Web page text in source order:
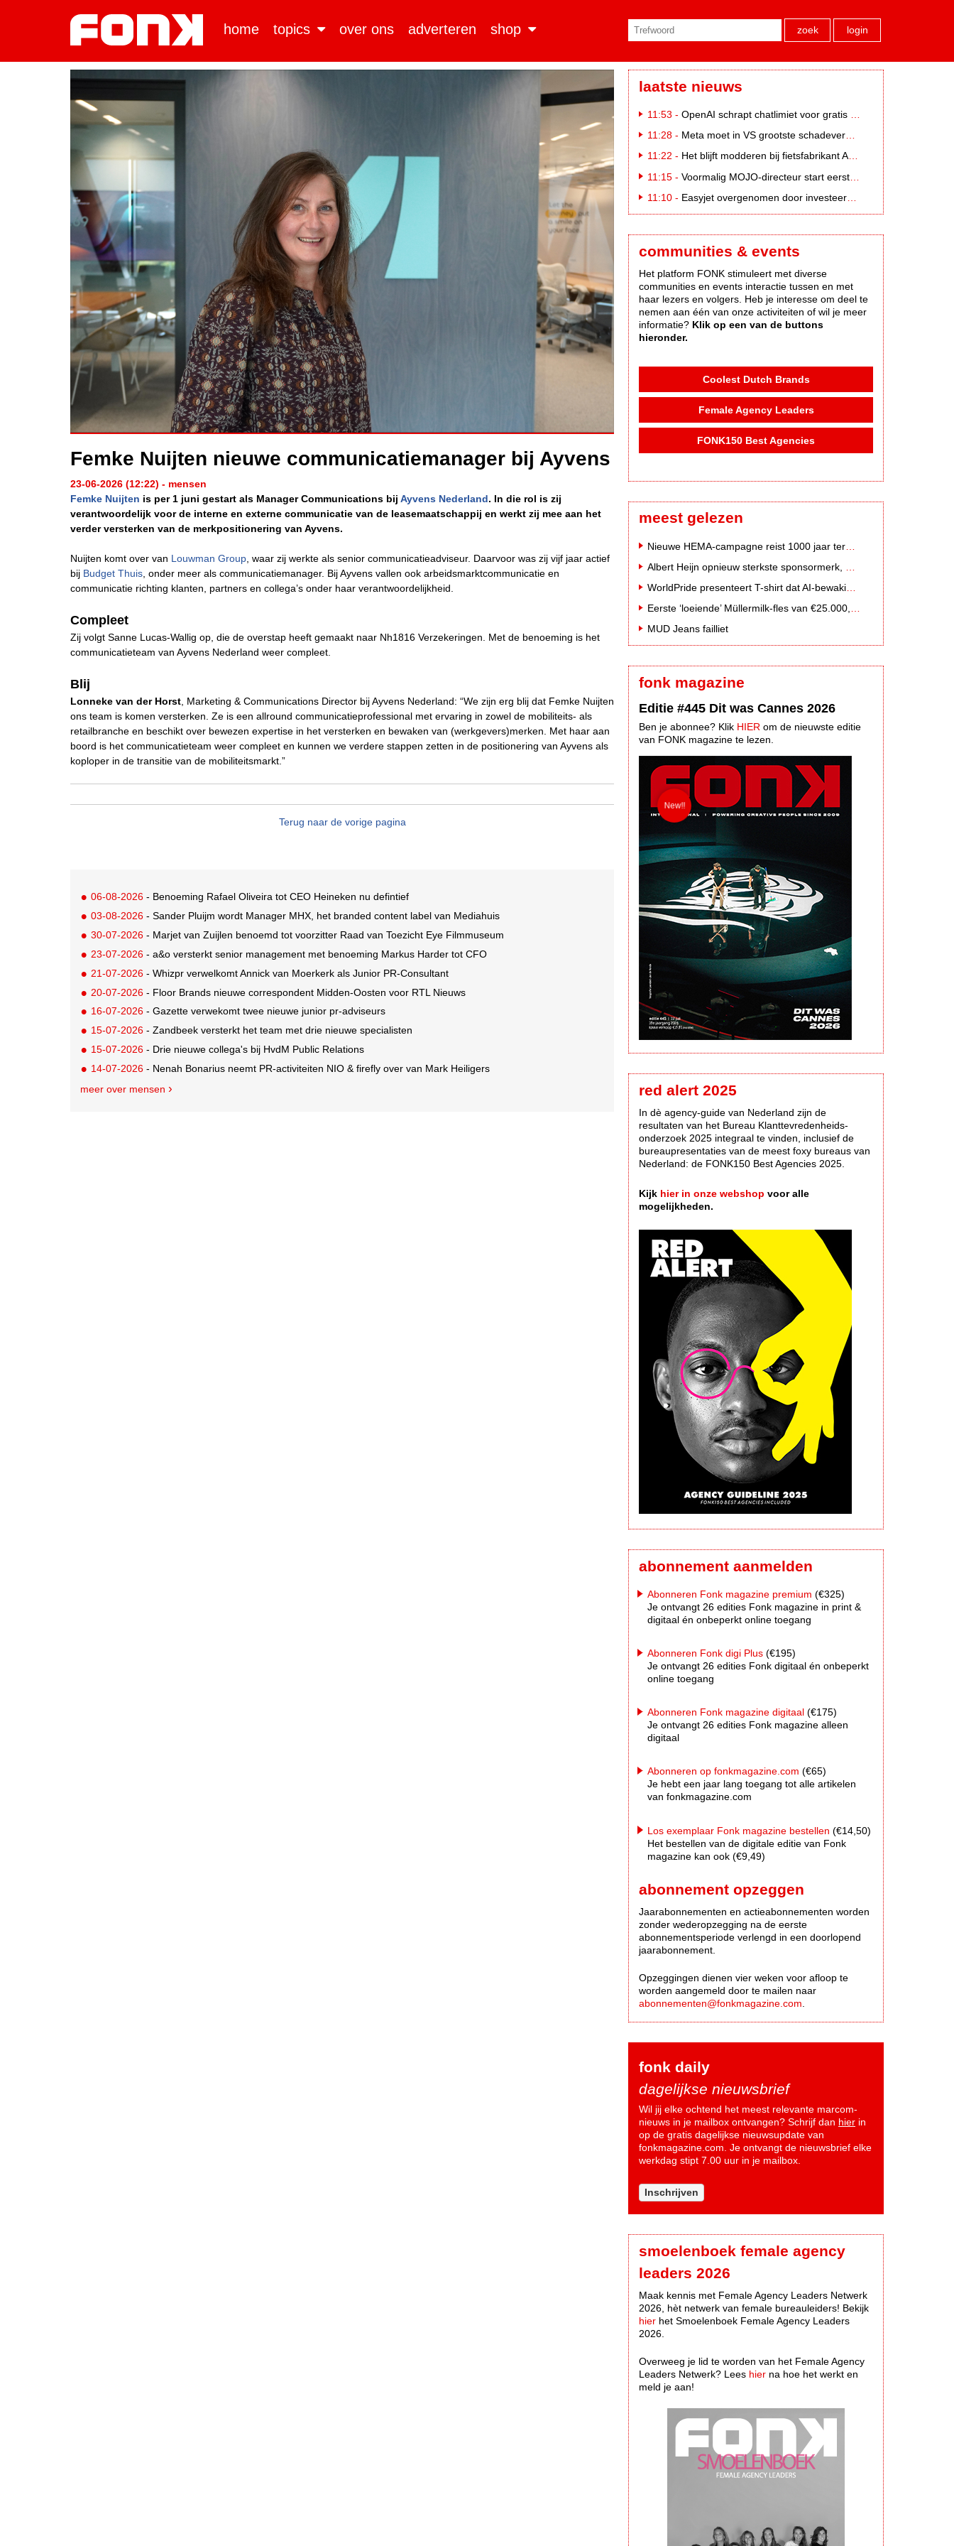
home topics over ons adverteren shop zoek login
Femke Nuijten nieuwe communicatiemanager bij Ayvens
23-06-2026 (12:22) - mensen
Femke Nuijten is per 1 juni gestart als Manager Communications bij Ayvens Nederland. In die rol is zij
verantwoordelijk voor de interne en externe communicatie van de leasemaatschappij en werkt zij mee aan het
verder versterken van de merkpositionering van Ayvens.
Nuijten komt over van Louwman Group , waar zij werkte als senior communicatieadviseur. Daarvoor was zij vijf jaar actief
bij Budget Thuis , onder meer als communicatiemanager. Bij Ayvens vallen ook arbeidsmarktcommunicatie en
communicatie richting klanten, partners en collega’s onder haar verantwoordelijkheid.
Compleet
Zij volgt Sanne Lucas-Wallig op, die de overstap heeft gemaakt naar Nh1816 Verzekeringen. Met de benoeming is het
communicatieteam van Ayvens Nederland weer compleet.
Blij
Lonneke van der Horst , Marketing & Communications Director bij Ayvens Nederland: “We zijn erg blij dat Femke Nuijten
ons team is komen versterken. Ze is een allround communicatieprofessional met ervaring in zowel de mobiliteits- als
retailbranche en beschikt over bewezen expertise in het versterken en bewaken van (werkgevers)merken. Met haar aan
boord is het communicatieteam weer compleet en kunnen we verdere stappen zetten in de positionering van Ayvens als
koploper in de transitie van de mobiliteitsmarkt.”
Terug naar de vorige pagina
06-08-2026 - Benoeming Rafael Oliveira tot CEO Heineken nu defintief
03-08-2026 - Sander Pluijm wordt Manager MHX, het branded content label van Mediahuis
30-07-2026 - Marjet van Zuijlen benoemd tot voorzitter Raad van Toezicht Eye Filmmuseum
23-07-2026 - a&o versterkt senior management met benoeming Markus Harder tot CFO
21-07-2026 - Whizpr verwelkomt Annick van Moerkerk als Junior PR-Consultant
20-07-2026 - Floor Brands nieuwe correspondent Midden-Oosten voor RTL Nieuws
16-07-2026 - Gazette verwekomt twee nieuwe junior pr-adviseurs
15-07-2026 - Zandbeek versterkt het team met drie nieuwe specialisten
15-07-2026 - Drie nieuwe collega's bij HvdM Public Relations
14-07-2026 - Nenah Bonarius neemt PR-activiteiten NIO & firefly over van Mark Heiligers
meer over mensen
laatste nieuws
11:53 - OpenAI schrapt chatlimiet voor gratis ChatGPT-gebruikers
11:28 - Meta moet in VS grootste schadevergoeding ooit betalen: 567 miljoen dollar
11:22 - Het blijft modderen bij fietsfabrikant Accell. Krijgt uitstel van betaling
11:15 - Voormalig MOJO-directeur start eerste country radiozender. van Nederland
11:10 - Easyjet overgenomen door investeerder Apollo
communities & events
Het platform FONK stimuleert met diverse
communities en events interactie tussen en met
haar lezers en volgers. Heb je interesse om deel te
nemen aan één van onze activiteiten of wil je meer
informatie? Klik op een van de buttons
hieronder.
Coolest Dutch Brands
Female Agency Leaders
FONK150 Best Agencies
meest gelezen
MUD Jeans failliet
fonk magazine
Editie #445 Dit was Cannes 2026
Ben je abonnee? Klik HIER om de nieuwste editie
van FONK magazine te lezen.
red alert 2025
In dè agency-guide van Nederland zijn de
resultaten van het Bureau Klanttevredenheids-
onderzoek 2025 integraal te vinden, inclusief de
bureaupresentaties van de meest foxy bureaus van
Nederland: de FONK150 Best Agencies 2025.
Kijk hier in onze webshop voor alle
mogelijkheden.
abonnement aanmelden
Abonneren Fonk magazine premium (€325)
Je ontvangt 26 edities Fonk magazine in print &
digitaal én onbeperkt online toegang
Abonneren Fonk digi Plus (€195)
Je ontvangt 26 edities Fonk digitaal én onbeperkt
online toegang
Abonneren Fonk magazine digitaal (€175)
Je ontvangt 26 edities Fonk magazine alleen
digitaal
Abonneren op fonkmagazine.com (€65)
Je hebt een jaar lang toegang tot alle artikelen
van fonkmagazine.com
Los exemplaar Fonk magazine bestellen (€14,50)
Het bestellen van de digitale editie van Fonk
magazine kan ook (€9,49)
abonnement opzeggen
Jaarabonnementen en actieabonnementen worden
zonder wederopzegging na de eerste
abonnementsperiode verlengd in een doorlopend
jaarabonnement.
Opzeggingen dienen vier weken voor afloop te
worden aangemeld door te mailen naar
abonnementen@fonkmagazine.com
fonk daily
dagelijkse nieuwsbrief
Wil jij elke ochtend het meest relevante marcom-
nieuws in je mailbox ontvangen? Schrijf dan hier in
op de gratis dagelijkse nieuwsupdate van
fonkmagazine.com. Je ontvangt de nieuwsbrief elke
werkdag stipt 7.00 uur in je mailbox.
Inschrijven
smoelenboek female agency
leaders 2026
Maak kennis met Female Agency Leaders Netwerk
2026, hèt netwerk van female bureauleiders! Bekijk
hier het Smoelenboek Female Agency Leaders
2026.
Overweeg je lid te worden van het Female Agency
Leaders Netwerk? Lees hier na hoe het werkt en
meld je aan!